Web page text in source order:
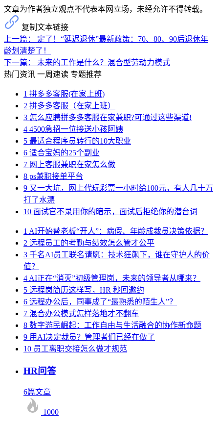
文章为作者独立观点不代表本网立场，未经允许不得转载。
复制文本链接
上一篇：
定了！“延迟退休”最新政策：70、80、90后退休年
龄划清楚了！
下一篇：
未来的工作是什么？混合型劳动力模式
热门资讯 一周速读 专题推荐
1 拼多多客服(在家上班)
2 拼多多客服（在家上班）
3 怎么应聘拼多多客服在家兼职?可通过这些渠道!
4 4500急招一位接送小孩阿姨
5 最适合程序员转行的10大职业
6 适合宝妈的25个副业
7 网上客服兼职在家怎么做
8 ps兼职接单平台
9 又一大坑，网上代玩彩票一小时给100元，有人几十万
打了水漂
10 面试官不录用你的暗示，面试后拒绝你的潜台词
1 AI开始替老板“开人”：病假、年龄成裁员决策依据？
2 远程员工的考勤与绩效怎么管才公平
3 千名AI员工联名请愿：技术狂飙下，谁在守护人的价
值？
4 AI正在“消灭”初级管理岗，未来的领导者从哪来？
5 远程岗简历这样写，HR 秒回邀约
6 远程办公后，同事成了“最熟悉的陌生人”？
7 混合办公模式怎样落地才不翻车
8 数字游民崛起：工作自由与生活融合的协作新命题
9 用AI决定裁员？管理者们已经在做了
10 员工离职交接怎么做才规范
HR问答
6篇文章
1000